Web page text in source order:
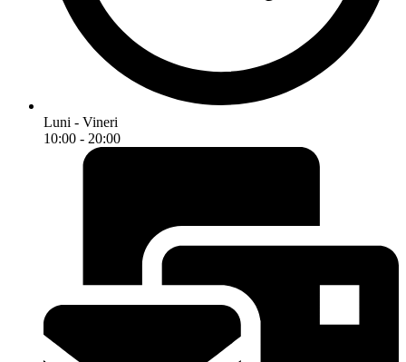
Luni - Vineri
10:00 - 20:00